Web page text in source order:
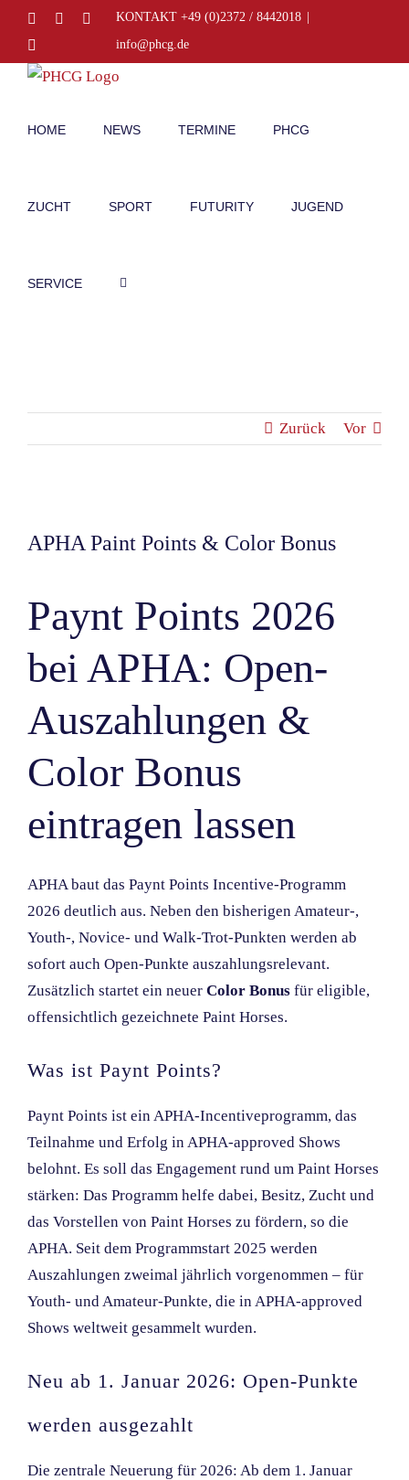
Inhalt
springen
FacebookInstagramKONTAKT +49 (0)2372 / 8442018
info@phcg.de
HOME NEWS TERMINE PHCG
ZUCHT SPORT FUTURITY JUGEND
SERVICE
Zurück Vor
grösseres
APHA Paint Points & Color Bonus
Paynt Points 2026
bei APHA: Open-
Auszahlungen &
Color Bonus
eintragen lassen
APHA baut das Paynt Points Incentive-Programm
2026 deutlich aus. Neben den bisherigen Amateur-,
Youth-, Novice- und Walk-Trot-Punkten werden ab
sofort auch Open-Punkte auszahlungsrelevant.
Zusätzlich startet ein neuer Color Bonus für eligible,
offensichtlich gezeichnete Paint Horses.
Was ist Paynt Points?
Paynt Points ist ein APHA-Incentiveprogramm, das
Teilnahme und Erfolg in APHA-approved Shows
belohnt. Es soll das Engagement rund um Paint Horses
stärken: Das Programm helfe dabei, Besitz, Zucht und
das Vorstellen von Paint Horses zu fördern, so die
APHA. Seit dem Programmstart 2025 werden
Auszahlungen zweimal jährlich vorgenommen – für
Youth- und Amateur-Punkte, die in APHA-approved
Shows weltweit gesammelt wurden.
Neu ab 1. Januar 2026: Open-Punkte
werden ausgezahlt
Die zentrale Neuerung für 2026: Ab dem 1. Januar